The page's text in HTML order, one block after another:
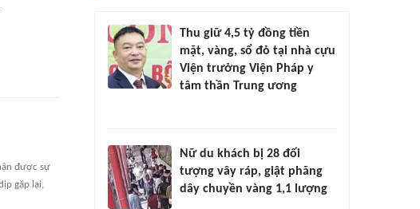
được sự
gặp lại,
Thu giữ 4,5 tỷ đồng tiền
mặt, vàng, sổ đỏ tại nhà cựu
Viện trưởng Viện Pháp y
tâm thần Trung ương
Nữ du khách bị 28 đối
tượng vây ráp, giật phăng
dây chuyền vàng 1,1 lượng